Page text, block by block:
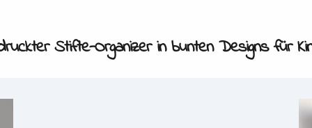
Stifte-Organizer in bunten Designs für